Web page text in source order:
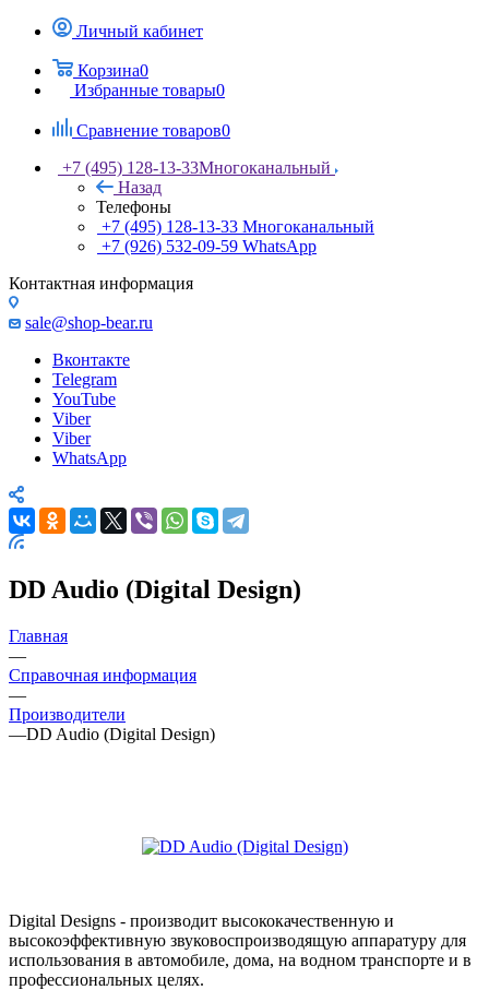
Личный кабинет
Корзина0
Избранные товары0
Сравнение товаров0
+7 (495) 128-13-33Многоканальный
Назад
Телефоны
+7 (495) 128-13-33 Многоканальный
+7 (926) 532-09-59 WhatsApp
Контактная информация
sale@shop-bear.ru
Вконтакте
Telegram
YouTube
Viber
Viber
WhatsApp
DD Audio (Digital Design)
Главная
—
Справочная информация
—
Производители
—DD Audio (Digital Design)
Digital Designs - производит высококачественную и
высокоэффективную звуковоспроизводящую аппаратуру для
использования в автомобиле, дома, на водном транспорте и в
профессиональных целях.